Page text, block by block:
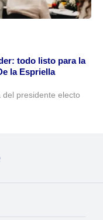
todo listo para la
la Espriella
presidente electo